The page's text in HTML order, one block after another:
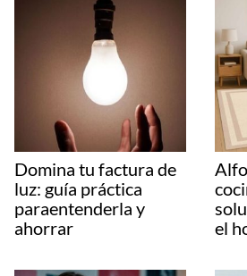
Domina tu factura de
luz: guía práctica
paraentenderla y
ahorrar
el